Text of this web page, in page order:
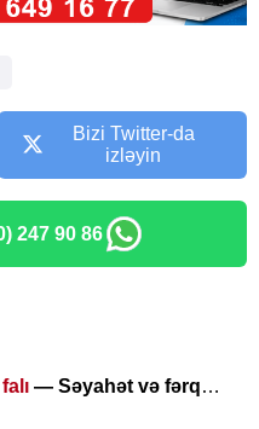
Bizi Twitter-da
izləyin
247 90 86
— Səyahət və fərqli
gündür